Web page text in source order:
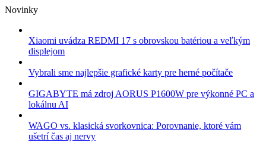
Skip
content
Novinky
Xiaomi uvádza REDMI 17 s obrovskou batériou a veľkým
displejom
Vybrali sme najlepšie grafické karty pre herné počítače
GIGABYTE má zdroj AORUS P1600W pre výkonné PC a
lokálnu AI
WAGO vs. klasická svorkovnica: Porovnanie, ktoré vám
ušetrí čas aj nervy